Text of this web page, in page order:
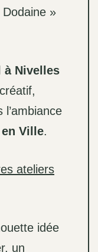
»
à Nivelles
en Ville.
ateliers
idée
un